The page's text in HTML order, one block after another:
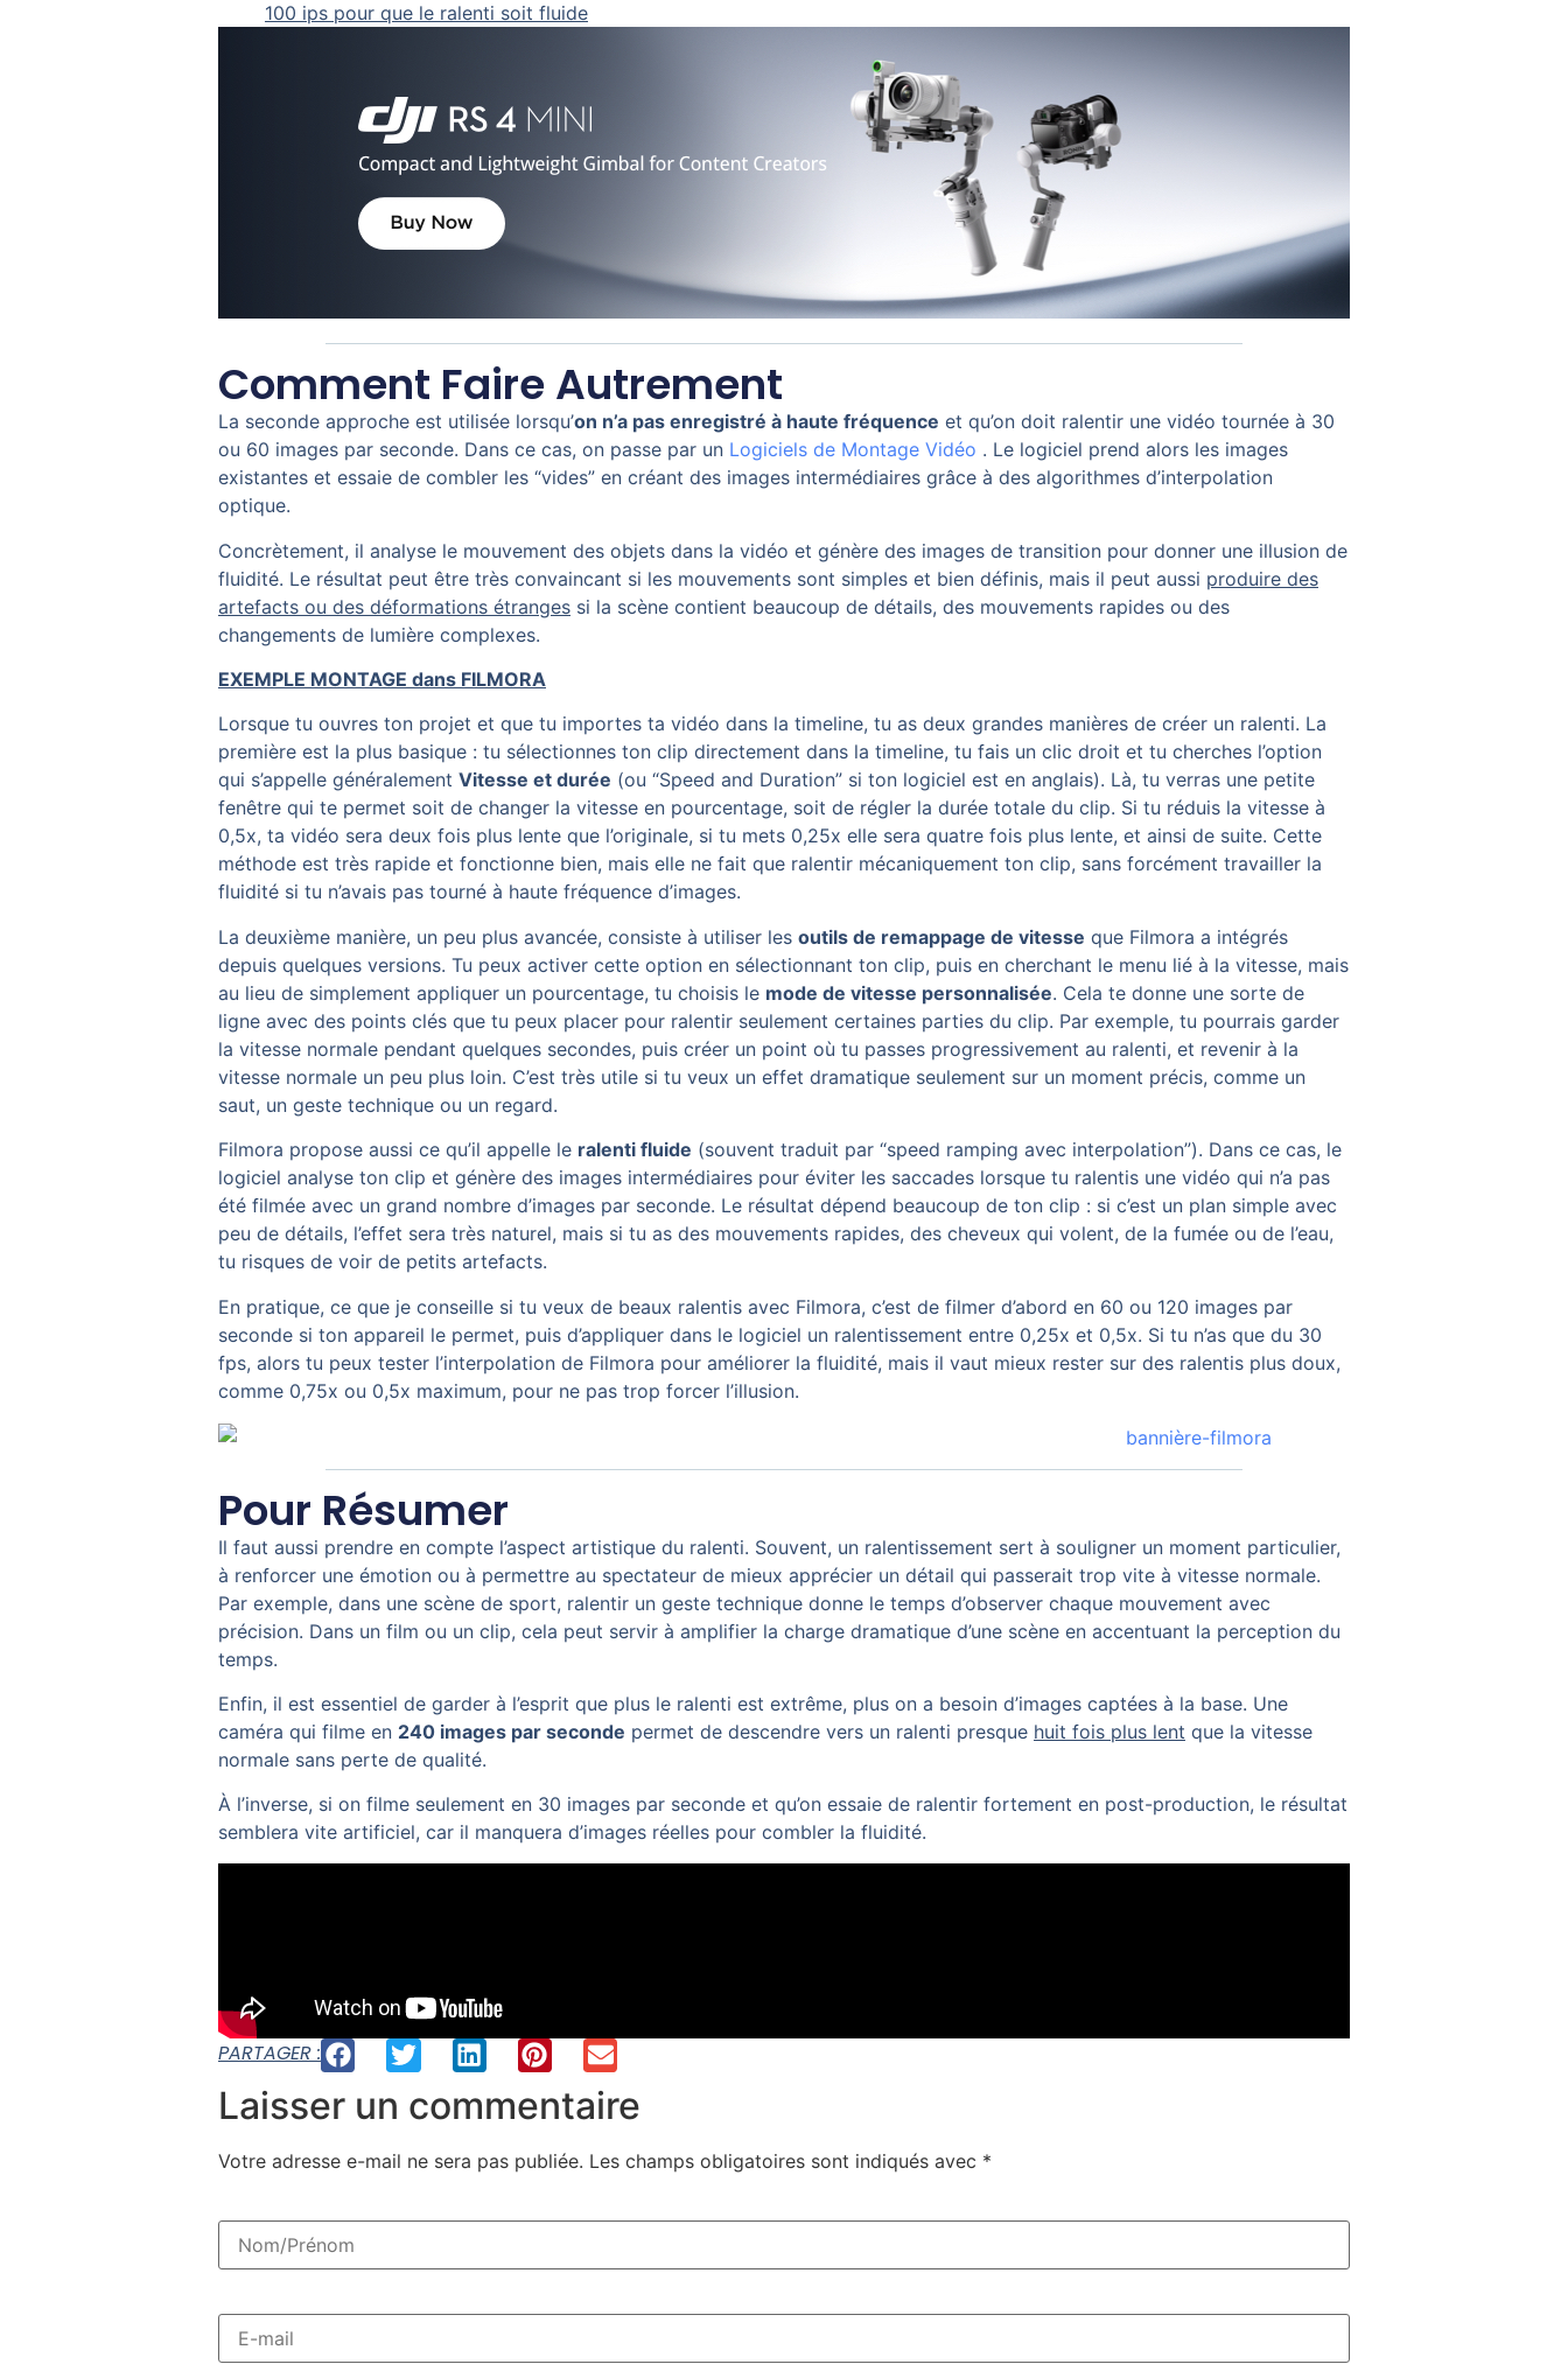
100 ips pour que le ralenti soit fluide
Comment Faire Autrement
La seconde approche est utilisée lorsqu’on n’a pas enregistré à haute fréquence et qu’on doit ralentir une vidéo tournée à 30
ou 60 images par seconde. Dans ce cas, on passe par un Logiciels de Montage Vidéo . Le logiciel prend alors les images
existantes et essaie de combler les “vides” en créant des images intermédiaires grâce à des algorithmes d’interpolation
optique.
Concrètement, il analyse le mouvement des objets dans la vidéo et génère des images de transition pour donner une illusion de
fluidité. Le résultat peut être très convaincant si les mouvements sont simples et bien définis, mais il peut aussi produire des
artefacts ou des déformations étranges si la scène contient beaucoup de détails, des mouvements rapides ou des
changements de lumière complexes.
EXEMPLE MONTAGE dans FILMORA
Lorsque tu ouvres ton projet et que tu importes ta vidéo dans la timeline, tu as deux grandes manières de créer un ralenti. La
première est la plus basique : tu sélectionnes ton clip directement dans la timeline, tu fais un clic droit et tu cherches l’option
qui s’appelle généralement Vitesse et durée (ou “Speed and Duration” si ton logiciel est en anglais). Là, tu verras une petite
fenêtre qui te permet soit de changer la vitesse en pourcentage, soit de régler la durée totale du clip. Si tu réduis la vitesse à
0,5x, ta vidéo sera deux fois plus lente que l’originale, si tu mets 0,25x elle sera quatre fois plus lente, et ainsi de suite. Cette
méthode est très rapide et fonctionne bien, mais elle ne fait que ralentir mécaniquement ton clip, sans forcément travailler la
fluidité si tu n’avais pas tourné à haute fréquence d’images.
La deuxième manière, un peu plus avancée, consiste à utiliser les outils de remappage de vitesse que Filmora a intégrés
depuis quelques versions. Tu peux activer cette option en sélectionnant ton clip, puis en cherchant le menu lié à la vitesse, mais
au lieu de simplement appliquer un pourcentage, tu choisis le mode de vitesse personnalisée. Cela te donne une sorte de
ligne avec des points clés que tu peux placer pour ralentir seulement certaines parties du clip. Par exemple, tu pourrais garder
la vitesse normale pendant quelques secondes, puis créer un point où tu passes progressivement au ralenti, et revenir à la
vitesse normale un peu plus loin. C’est très utile si tu veux un effet dramatique seulement sur un moment précis, comme un
saut, un geste technique ou un regard.
Filmora propose aussi ce qu’il appelle le ralenti fluide (souvent traduit par “speed ramping avec interpolation”). Dans ce cas, le
logiciel analyse ton clip et génère des images intermédiaires pour éviter les saccades lorsque tu ralentis une vidéo qui n’a pas
été filmée avec un grand nombre d’images par seconde. Le résultat dépend beaucoup de ton clip : si c’est un plan simple avec
peu de détails, l’effet sera très naturel, mais si tu as des mouvements rapides, des cheveux qui volent, de la fumée ou de l’eau,
tu risques de voir de petits artefacts.
En pratique, ce que je conseille si tu veux de beaux ralentis avec Filmora, c’est de filmer d’abord en 60 ou 120 images par
seconde si ton appareil le permet, puis d’appliquer dans le logiciel un ralentissement entre 0,25x et 0,5x. Si tu n’as que du 30
fps, alors tu peux tester l’interpolation de Filmora pour améliorer la fluidité, mais il vaut mieux rester sur des ralentis plus doux,
comme 0,75x ou 0,5x maximum, pour ne pas trop forcer l’illusion.
Pour Résumer
Il faut aussi prendre en compte l’aspect artistique du ralenti. Souvent, un ralentissement sert à souligner un moment particulier,
à renforcer une émotion ou à permettre au spectateur de mieux apprécier un détail qui passerait trop vite à vitesse normale.
Par exemple, dans une scène de sport, ralentir un geste technique donne le temps d’observer chaque mouvement avec
précision. Dans un film ou un clip, cela peut servir à amplifier la charge dramatique d’une scène en accentuant la perception du
temps.
Enfin, il est essentiel de garder à l’esprit que plus le ralenti est extrême, plus on a besoin d’images captées à la base. Une
caméra qui filme en 240 images par seconde permet de descendre vers un ralenti presque huit fois plus lent que la vitesse
normale sans perte de qualité.
À l’inverse, si on filme seulement en 30 images par seconde et qu’on essaie de ralentir fortement en post-production, le résultat
semblera vite artificiel, car il manquera d’images réelles pour combler la fluidité.
PARTAGER :
Laisser un commentaire
Votre adresse e-mail ne sera pas publiée. Les champs obligatoires sont indiqués avec *